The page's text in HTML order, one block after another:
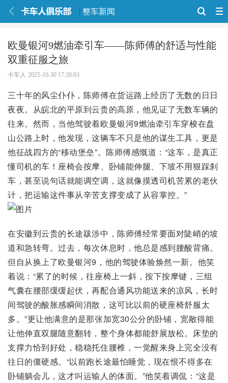
整车新闻
欧曼银河9燃油牵引车——陈师傅的舒适与性能
双重征服之旅
卡车人 2025-10-30 17:20:03
三十年的风尘仆仆，陈师傅在货运路上经历了无数的日日
夜夜。从皖北的平原到云贵的高原，他见证了无数车辆的
往来。然而，当他驾驶着欧曼银河9燃油牵引车穿梭在盘
山公路上时，他发现，这辆车不只是他的谋生工具，更是
他征战四方的“移动堡垒”。陈师傅感慨道：“这车，是真正
懂司机的车！座椅会按摩、卧铺能伸腿、下坡不用狠踩刹
车，甚至说句话就能调空调，这就像摸透司机苦累的老伙
计，把运输这件事从辛苦支撑变成了从容掌控。”
在安徽到云贵的长途跋涉中，陈师傅经常要面对陡峭的坡
道和急转弯。过去，每次休息时，他总是感到腰酸背痛。
但自从换上了欧曼银河9，他的驾驶体验焕然一新。他笑
着说：“累了的时候，往座椅上一斜，按下按摩键，三组
气囊在腰部缓缓起伏，再配合通风功能送来的凉风，长时
间驾驶的酸胀感瞬间消散，这可比以前的硬座椅舒服太
多。”更让他满意的是那张加宽30公分的卧铺，宽敞得能
让他伸直双腿随意翻转，整个身体都能舒展放松。床垫的
支撑力恰到好处，稳稳托住腰椎，一觉醒来身上完全没有
往日的僵硬感。“以前跑长途最怕睡觉，现在恨不得多在
卧铺躺会儿，这才叫运输人的体面。”他笑着调侃：“这是